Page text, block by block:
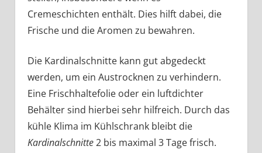
Cremeschichten enthält. Dies hilft dabei, die
Frische und die Aromen zu bewahren.
Die Kardinalschnitte kann gut abgedeckt
werden, um ein Austrocknen zu verhindern.
Eine Frischhaltefolie oder ein luftdichter
Behälter sind hierbei sehr hilfreich. Durch das
kühle Klima im Kühlschrank bleibt die
Kardinalschnitte2 bis maximal 3 Tage frisch.